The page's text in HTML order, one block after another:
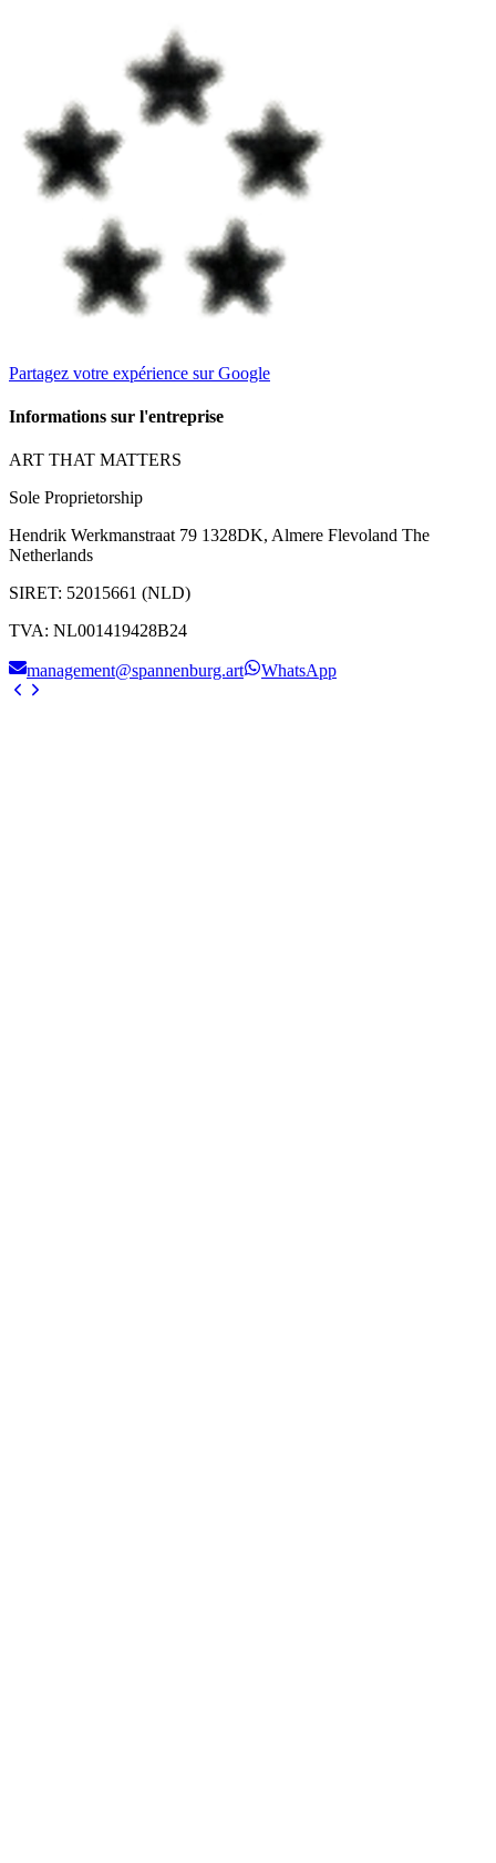
Partagez votre expérience sur Google
Informations sur l'entreprise
ART THAT MATTERS
Sole Proprietorship
Hendrik Werkmanstraat 79 1328DK, Almere Flevoland The
Netherlands
SIRET: 52015661 (NLD)
TVA: NL001419428B24
management@spannenburg.art WhatsApp